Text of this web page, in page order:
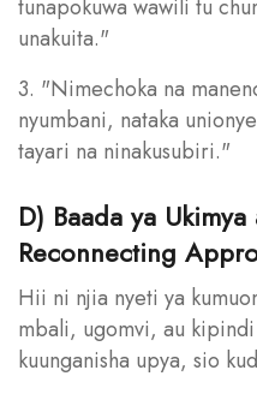
tunapokuwa wawili tu
unakuita."
3. "Nimechoka na
nyumbani, nataka
tayari na ninakusubiri."
D) Baada ya
Reconnecting
Hii ni njia nyeti ya
mbali, ugomvi, au
kuunganisha upya, sio